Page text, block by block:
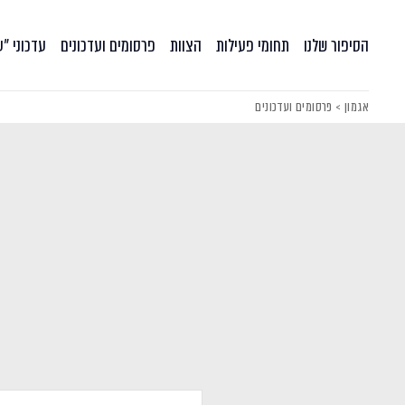
הסיפור שלנו תחומי פעילות הצוות פרסומים ועדכונים עדכוני
אגמון > פרסומים ועדכונים